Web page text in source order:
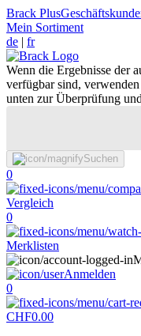
Brack Plus
Mein Sortiment
de | fr
Wenn die Ergebnisse der
verfügbar sind,
unten zur Überprüfung
Suchen
0
Vergleich
0
Merklisten
Anmelden
0
CHF0.00